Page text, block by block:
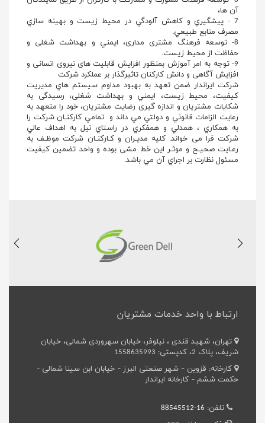
آن ها،
7 - پيشگيري و كاهش آلودگي در محيط زيست و بهينه سازي
مصرف منابع طبيعي.
8- توسعه فرهنگ مشتری مداری، ايمني و بهداشت شغلی و
حفاظت از محيط زيست.
9- توجه به امر آموزش بمنظور افزایش قابلیت های نیروی انسانی و
افزایش آگاهی و دانش کارکنان تاثیرگذار بر عملکرد شرکت
شركت ایراندار ضمن تعهد به بهبود مداوم سيستم هاي مديريت
كيفيت، محيط زيست، ايمني و بهداشت شغلی، رسیدگی به
شکایات مشتریان و اندازه گیری رضایت مشتریان، خود را متعهد به
رعايت الزامات قانوني و دولتي مي داند و تمامي كاركنـان شركت را
به همكاري ، همدلي و همفكري در راستاي نيل به اهداف عالي
شركت فرا می خواند. كليه مديـران و كـاركنـان شركت موظـف به
رعـايت صحيـح و موثـر اين خط مشی بوده و واحد تضمین کیفیت
مسئول نظارت بر اجراي آن مي باشد.
ارتباط با واحد خدمات مشتریان
تهران، شهید قندی ، نیلوفر، خیابان سهروردی شمالی، خیابان
شریف، پلاک 2، کدپستی: 1558635993
کارخانه: قزوین – شهر صنعتی البرز – خیابان ابن سینا شمالی -
حکمت ششم – کارخانه ایراندار
تلفن: 16-88545512